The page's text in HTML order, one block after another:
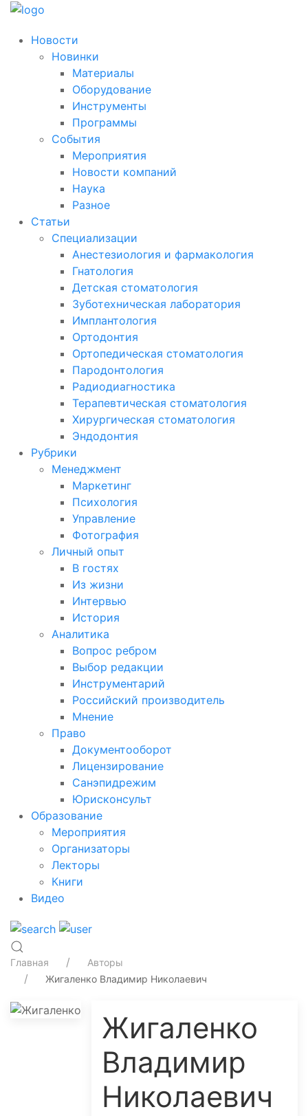
Новости
Новинки
Материалы
Оборудование
Инструменты
Программы
События
Мероприятия
Новости компаний
Наука
Разное
Статьи
Специализации
Анестезиология и фармакология
Гнатология
Детская стоматология
Зуботехническая лаборатория
Имплантология
Ортодонтия
Ортопедическая стоматология
Пародонтология
Радиодиагностика
Терапевтическая стоматология
Хирургическая стоматология
Эндодонтия
Рубрики
Менеджмент
Маркетинг
Психология
Управление
Фотография
Личный опыт
В гостях
Из жизни
Интервью
История
Аналитика
Вопрос ребром
Выбор редакции
Инструментарий
Российский производитель
Мнение
Право
Документооборот
Лицензирование
Санэпидрежим
Юрисконсульт
Образование
Мероприятия
Организаторы
Лекторы
Книги
Видео
Главная
Авторы
Жигаленко Владимир Николаевич
Жигаленко
Владимир
Николаевич